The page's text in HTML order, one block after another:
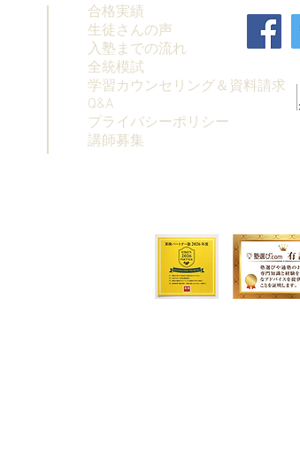
合格実績
生徒さんの声
入塾までの流れ
全統模試
学習カウンセリング＆資料請求
Q&A
プライバシーポリシー
講師募集